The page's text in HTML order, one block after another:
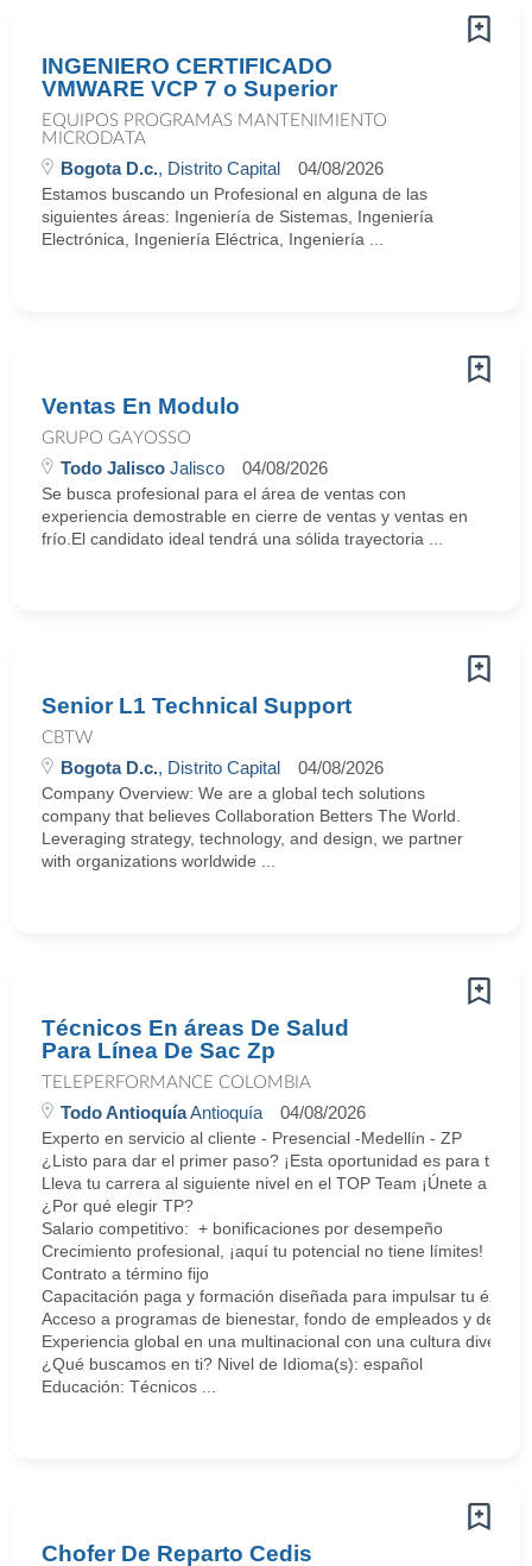
INGENIERO CERTIFICADO
VMWARE VCP 7 o Superior
EQUIPOS PROGRAMAS MANTENIMIENTO
MICRODATA
Bogota D.c., Distrito Capital 04/08/2026
Estamos buscando un Profesional en alguna de las
siguientes áreas: Ingeniería de Sistemas, Ingeniería
Electrónica, Ingeniería Eléctrica, Ingeniería ...
Ventas En Modulo
GRUPO GAYOSSO
Todo Jalisco Jalisco 04/08/2026
Se busca profesional para el área de ventas con
experiencia demostrable en cierre de ventas y ventas en
frío.El candidato ideal tendrá una sólida trayectoria ...
Senior L1 Technical Support
CBTW
Bogota D.c., Distrito Capital 04/08/2026
Company Overview: We are a global tech solutions
company that believes Collaboration Betters The World.
Leveraging strategy, technology, and design, we partner
with organizations worldwide ...
Técnicos En áreas De Salud
Para Línea De Sac Zp
TELEPERFORMANCE COLOMBIA
Todo AntioquíaAntioquía 04/08/2026
Experto en servicio al cliente - Presencial -Medellín - ZP
¿Listo para dar el primer paso? ¡Esta oportunidad es para ti!
Lleva tu carrera al siguiente nivel en el TOP Team ¡Únete a
¿Por qué elegir TP?
Salario competitivo: + bonificaciones por desempeño
Crecimiento profesional, ¡aquí tu potencial no tiene límites!
Contrato a término fijo
Capacitación paga y formación diseñada para impulsar tu éxito.
Acceso a programas de bienestar, fondo de empleados y
Experiencia global en una multinacional con una cultura diversa
¿Qué buscamos en ti? Nivel de Idioma(s): español
Educación: Técnicos ...
Chofer De Reparto Cedis